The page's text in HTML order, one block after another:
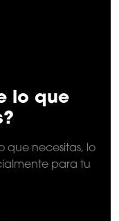
lo que
que necesitas, lo
para tu